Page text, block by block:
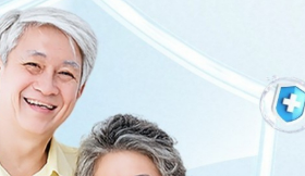
đột quỵ
đến não, dẫn đến đột
huyết áp có nên uống
để kiểm tra và tư vấn thêm.